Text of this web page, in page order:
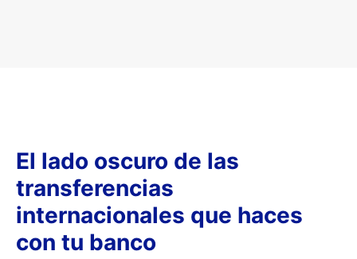
El lado oscuro de las
transferencias
internacionales que haces
con tu banco